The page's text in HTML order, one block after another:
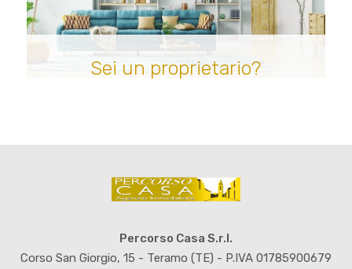
Sei un proprietario?
Percorso Casa S.r.l.
Corso San Giorgio, 15 - Teramo (TE) - P.IVA 01785900679